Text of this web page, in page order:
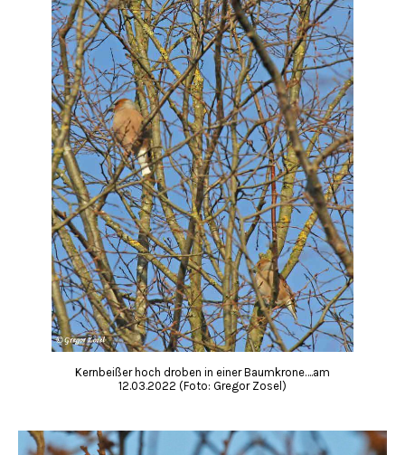
Kernbeißer hoch droben in einer Baumkrone….am
12.03.2022 (Foto: Gregor Zosel)